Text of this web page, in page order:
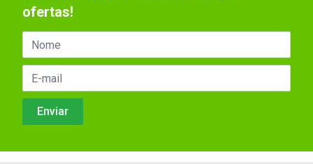
ofertas!